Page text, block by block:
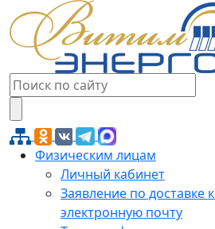
Физическим лицам
Личный кабинет
Заявление по доставке
электронную почту